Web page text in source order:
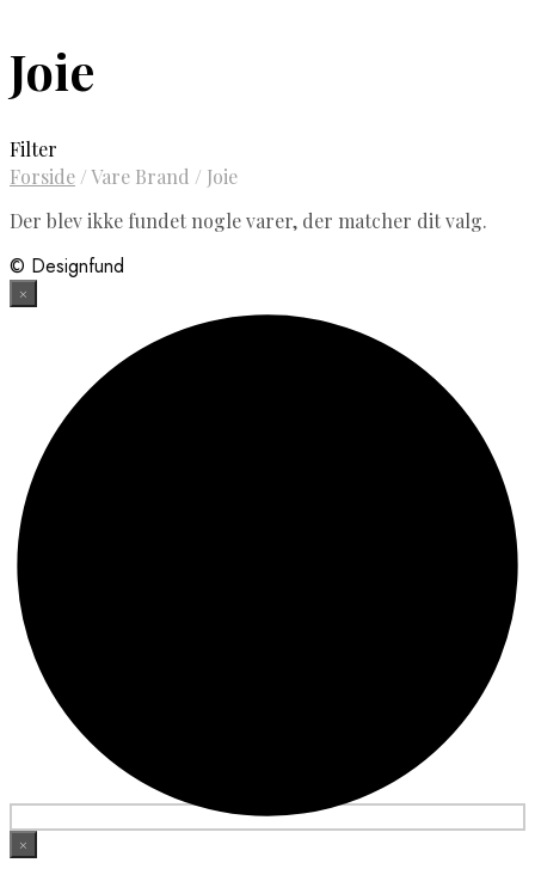
Joie
Filter
Forside /Vare Brand / Joie
Der blev ikke fundet nogle varer, der matcher dit valg.
© Designfund
×
×